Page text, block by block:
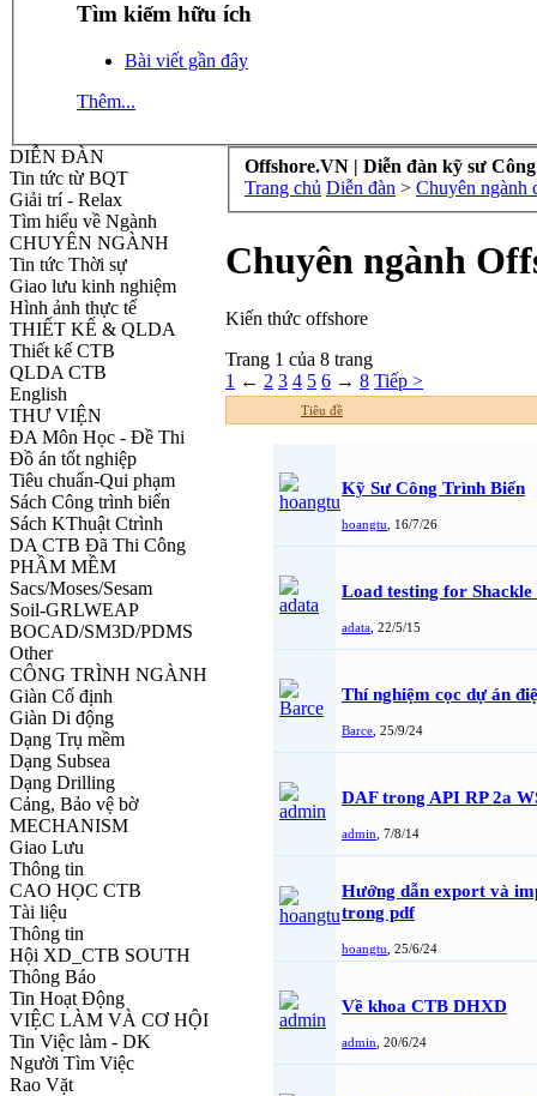
Tìm kiếm hữu ích
Bài viết gần đây
Thêm...
DIỄN ĐÀN
Tin tức từ BQT
Giải trí - Relax
Tìm hiểu về Ngành
CHUYÊN NGÀNH
Tin tức Thời sự
Giao lưu kinh nghiệm
Hình ảnh thực tế
THIẾT KẾ & QLDA
Thiết kế CTB
QLDA CTB
English
THƯ VIỆN
ĐA Môn Học - Đề Thi
Đồ án tốt nghiệp
Tiêu chuẩn-Qui phạm
Sách Công trình biển
Sách KThuật Ctrình
DA CTB Đã Thi Công
PHẦM MỀM
Sacs/Moses/Sesam
Soil-GRLWEAP
BOCAD/SM3D/PDMS
Other
CÔNG TRÌNH NGÀNH
Giàn Cố định
Giàn Di động
Dạng Trụ mềm
Dạng Subsea
Dạng Drilling
Cảng, Bảo vệ bờ
MECHANISM
Giao Lưu
Thông tin
CAO HỌC CTB
Tài liệu
Thông tin
Hội XD_CTB SOUTH
Thông Báo
Tin Hoạt Động
VIỆC LÀM VÀ CƠ HỘI
Tin Việc làm - DK
Người Tìm Việc
Rao Vặt
Offshore.VN | Diễn đàn kỹ sư
Trang chủ Diễn đàn > Chuyên ngành
Chuyên ngành
Kiến thức offshore
Trang 1 của 8 trang
1 ← 2 3 4 5 6 → 8 Tiếp >
Tiêu đề
Kỹ Sư Công Trình Biển
hoangtu 16/7/26
Load testing for Shackle
adata 22/5/15
Thí nghiệm cọc dự án
Barce 25/9/24
DAF trong API RP 2a
admin 7/8/14
Hướng dẫn export và
trong pdf
hoangtu 25/6/24
Về khoa CTB DHXD
admin 20/6/24